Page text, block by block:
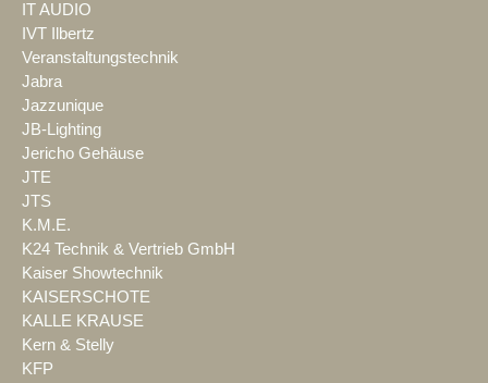
IT AUDIO
IVT Ilbertz
Veranstaltungstechnik
Jabra
Jazzunique
JB-Lighting
Jericho Gehäuse
JTE
JTS
K.M.E.
K24 Technik & Vertrieb GmbH
Kaiser Showtechnik
KAISERSCHOTE
KALLE KRAUSE
Kern & Stelly
KFP